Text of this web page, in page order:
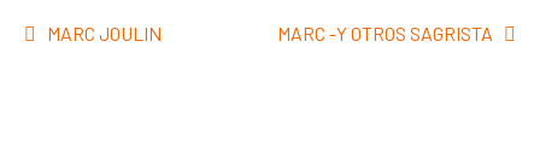
Navegación
Anterior:
MARC JOULIN Siguiente:
MARC -Y OTROS SAGRISTA